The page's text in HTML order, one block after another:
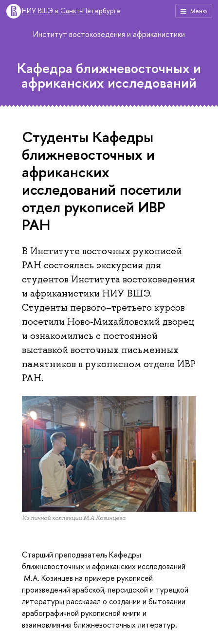
Меню
НИУ ВШЭ в Санкт-Петербурге
Институт востоковедения и африканистики
Кафедра ближневосточных и
африканских исследований
Студенты Кафедры
ближневосточных и
африканских
исследований посетили
отдел рукописей ИВР
РАН
В Институте восточных рукописей
РАН состоялась экскурсия для
студентов Института востоковедения
и африканистики НИУ ВШЭ.
Студенты первого–третьего курсов
посетили Ново-Михайловский дворец
и ознакомились с постоянной
выставкой восточных письменных
памятников в рукописном отделе ИВР
РАН.
Из личной коллекции М.А.Козинцева
Старший преподаватель Кафедры
ближневосточных и африканских исследований
М.А. Козинцев на примере рукописей
произведений арабской, персидской и турецкой
литературы рассказал о создании и бытовании
арабографичной рукописной книги и
взаимовлияния ближневосточных литератур.